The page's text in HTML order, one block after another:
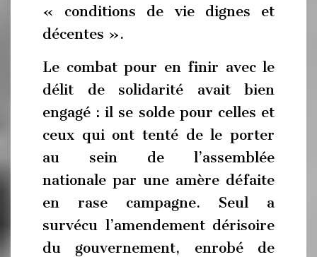
« conditions de vie dignes et
décentes ».
Le combat pour en finir avec le
délit de solidarité avait bien
engagé : il se solde pour celles et
ceux qui ont tenté de le porter
au sein de l’assemblée
nationale par une amère défaite
en rase campagne. Seul a
survécu l’amendement dérisoire
du gouvernement, enrobé de